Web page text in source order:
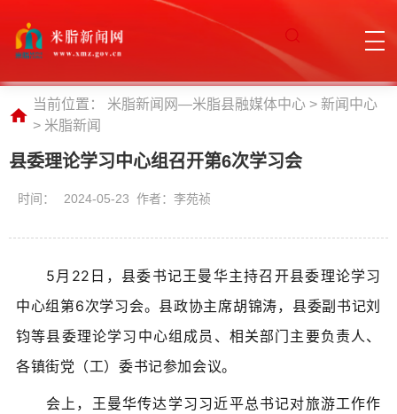
当前位置： 米脂新闻网—米脂县融媒体中心 > 新闻中心
> 米脂新闻
县委理论学习中心组召开第6次学习会
时间： 2024-05-23 作者：李苑祯
5月22日，县委书记王曼华主持召开县委理论学习
中心组第6次学习会。 县政协主席胡锦涛， 县委副书记刘
钧等县委理论学习 中心组成员、相关部门主要负责人、
各镇街党（工）委书记参加会议。
会上，王曼华传达学习习近平总书记对旅游工作作